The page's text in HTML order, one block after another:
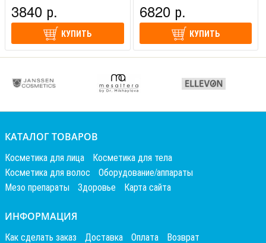
3840 р.
КУПИТЬ
6820 р.
КУПИТЬ
КАТАЛОГ ТОВАРОВ
Косметика для лица
Косметика для тела
Косметика для волос
Оборудование/аппараты
Мезо препараты
Здоровье Карта сайта
ИНФОРМАЦИЯ
Как сделать заказ Доставка Оплата Возврат